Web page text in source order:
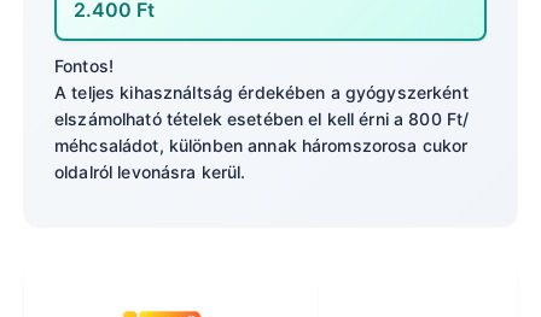
Fontos!
A teljes kihasználtság érdekében a gyógyszerként
elszámolható tételek esetében el kell érni a 800 Ft/
méhcsaládot, különben annak háromszorosa cukor
oldalról levonásra kerül.